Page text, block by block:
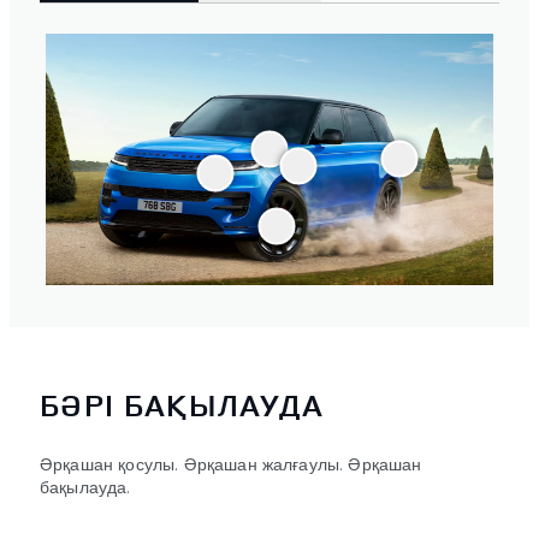
БӘРІ БАҚЫЛАУДА
Әрқашан қосулы. Әрқашан жалғаулы. Әрқашан
бақылауда.